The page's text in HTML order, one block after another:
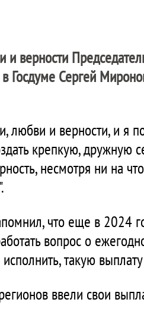
верности
Госдуме Сергей
любви и верности, и я
крепкую, дружную
несмотря ни на
что еще в 2024
вопрос о
такую
ввели свои